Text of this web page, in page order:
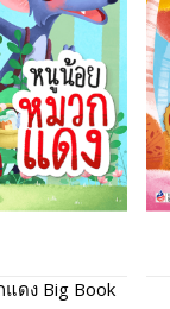
ดง Big Book